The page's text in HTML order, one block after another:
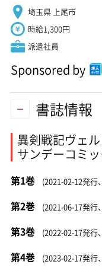
埼玉県 上尾市
時給1,300円
派遣社員
Sponsored by
書誌情報
異剣戦記ヴェ
サンデーコミッ
第1巻 (2021-02-12発行、
第2巻 (2021-06-17発行、
第3巻 (2022-02-17発行、
第4巻 (2023-02-17発行、